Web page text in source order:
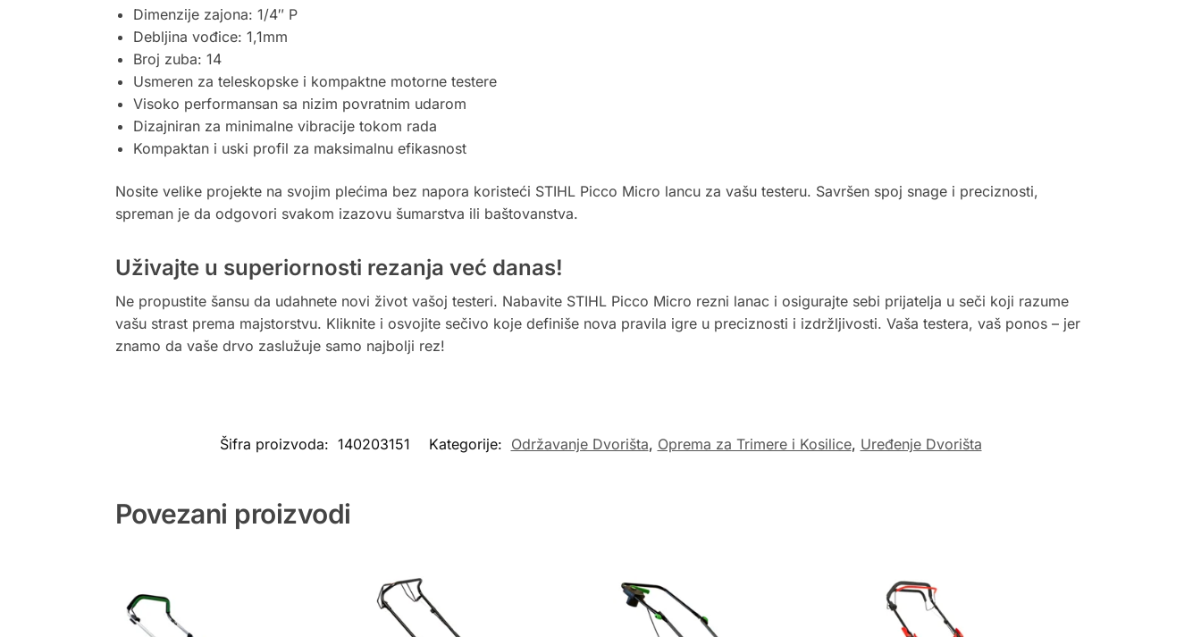
Dimenzije zajona: 1/4″ P
Debljina vođice: 1,1mm
Broj zuba: 14
Usmeren za teleskopske i kompaktne motorne testere
Visoko performansan sa nizim povratnim udarom
Dizajniran za minimalne vibracije tokom rada
Kompaktan i uski profil za maksimalnu efikasnost
Nosite velike projekte na svojim plećima bez napora koristeći STIHL Picco Micro lancu za vašu testeru. Savršen spoj snage i preciznosti,
spreman je da odgovori svakom izazovu šumarstva ili baštovanstva.
Uživajte u superiornosti rezanja već danas!
Ne propustite šansu da udahnete novi život vašoj testeri. Nabavite STIHL Picco Micro rezni lanac i osigurajte sebi prijatelja u seči koji razume
vašu strast prema majstorstvu. Kliknite i osvojite sečivo koje definiše nova pravila igre u preciznosti i izdržljivosti. Vaša testera, vaš ponos – jer
znamo da vaše drvo zaslužuje samo najbolji rez!
Šifra proizvoda: 140203151 Kategorije: Održavanje Dvorišta, Oprema za Trimere i Kosilice, Uređenje Dvorišta
Povezani proizvodi